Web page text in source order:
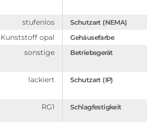
stufenlos Schutzart (NEMA)
Kunststoff opal Gehäusefarbe
sonstige Betriebsgerät
lackiert Schutzart (IP)
RG1 Schlagfestigkeit